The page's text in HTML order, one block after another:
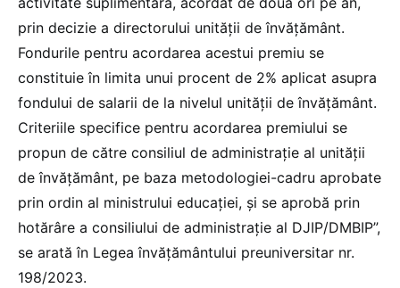
prin decizie a directorului unității de învățământ.
Fondurile pentru acordarea acestui premiu se
constituie în limita unui procent de 2% aplicat asupra
fondului de salarii de la nivelul unității de învățământ.
Criteriile specifice pentru acordarea premiului se
propun de către consiliul de administrație al unității
de învățământ, pe baza metodologiei-cadru aprobate
prin ordin al ministrului educației, și se aprobă prin
hotărâre a consiliului de administrație al DJIP/DMBIP”,
se arată în Legea învățământului preuniversitar nr.
198/2023.